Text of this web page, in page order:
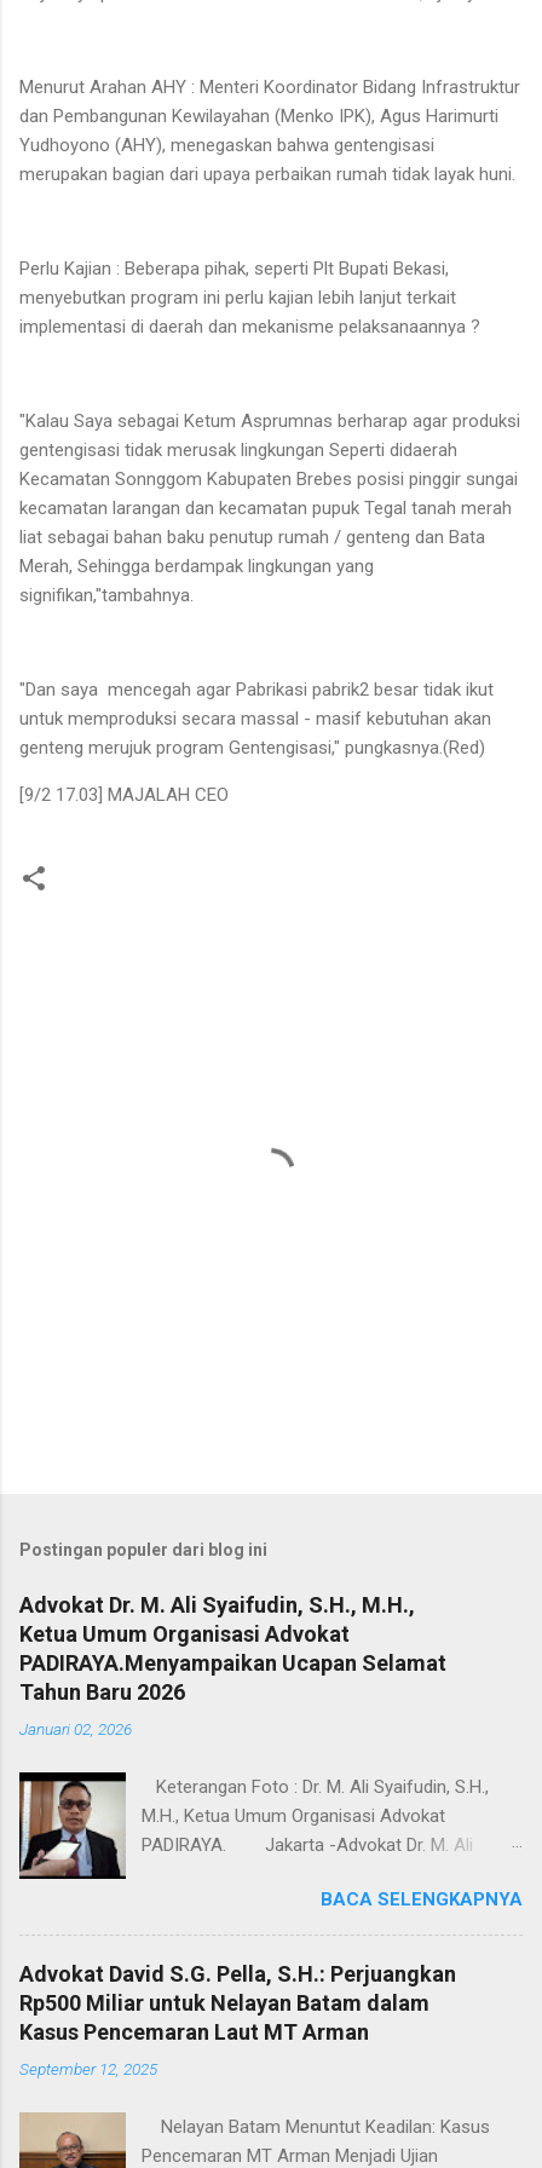
Menurut Arahan AHY : Menteri Koordinator Bidang Infrastruktur
dan Pembangunan Kewilayahan (Menko IPK), Agus Harimurti
Yudhoyono (AHY), menegaskan bahwa gentengisasi
merupakan bagian dari upaya perbaikan rumah tidak layak huni.
Perlu Kajian : Beberapa pihak, seperti Plt Bupati Bekasi,
menyebutkan program ini perlu kajian lebih lanjut terkait
implementasi di daerah dan mekanisme pelaksanaannya ?
"Kalau Saya sebagai Ketum Asprumnas berharap agar produksi
gentengisasi tidak merusak lingkungan Seperti didaerah
Kecamatan Sonnggom Kabupaten Brebes posisi pinggir sungai
kecamatan larangan dan kecamatan pupuk Tegal tanah merah
liat sebagai bahan baku penutup rumah / genteng dan Bata
Merah, Sehingga berdampak lingkungan yang
signifikan,"tambahnya.
"Dan saya mencegah agar Pabrikasi pabrik2 besar tidak ikut
untuk memproduksi secara massal - masif kebutuhan akan
genteng merujuk program Gentengisasi," pungkasnya.(Red)
[9/2 17.03] MAJALAH CEO
Postingan populer dari blog ini
Advokat Dr. M. Ali Syaifudin, S.H., M.H.,
Ketua Umum Organisasi Advokat
PADIRAYA.Menyampaikan Ucapan Selamat
Tahun Baru 2026
Januari 02, 2026
Keterangan Foto : Dr. M. Ali Syaifudin, S.H.,
M.H., Ketua Umum Organisasi Advokat
PADIRAYA. Jakarta -Advokat Dr. M. Ali
Advokat PADIRAYA.Menyampaikan Ucapan
Selamat Tahun Baru 2026, kepada seluruh
masyarakat Indonesia pada umumnya. Dalam
pernyataannya,Advokat Dr. M. Ali Syaifudin, S.H.,
M.H., Ketua Umum Organisasi Advokat
Natal dan pergantian tahun merupakan
nilai kebersamaan, toleransi, serta semangat
BACA SELENGKAPNYA
Advokat David S.G. Pella, S.H.: Perjuangkan
Rp500 Miliar untuk Nelayan Batam dalam
Kasus Pencemaran Laut MT Arman
September 12, 2025
Nelayan Batam Menuntut Keadilan: Kasus
Pencemaran MT Arman Menjadi Ujian